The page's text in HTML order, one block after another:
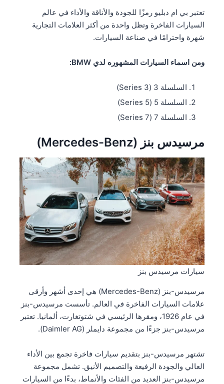
تعتبر بي ام دبليو رمزًا للجودة والأناقة والأداء في عالم
السيارات الفاخرة وتظل واحدة من أكثر العلامات التجارية
شهرة واحترامًا في صناعة السيارات.
ومن اسماء السيارات المشهوره لدي BMW:
السلسلة 3 (3 Series)
السلسلة 5 (5 Series)
السلسلة 7 (7 Series)
مرسيدس بنز (Mercedes-Benz)
سيارات مرسيدس بنز
مرسيدس-بنز (Mercedes-Benz) هي إحدى أشهر وأرقى
علامات السيارات الفاخرة في العالم. تأسست مرسيدس-بنز
في عام 1926، ومقرها الرئيسي في شتوتغارت، ألمانيا. تعتبر
مرسيدس-بنز جزءًا من مجموعة دايملر (Daimler AG).
تشتهر مرسيدس-بنز بتقديم سيارات فاخرة تجمع بين الأداء
العالي والجودة الرفيعة والتصميم الأنيق. تشمل مجموعة
مرسيدس-بنز العديد من الفئات والأنماط، بدءًا من السيارات